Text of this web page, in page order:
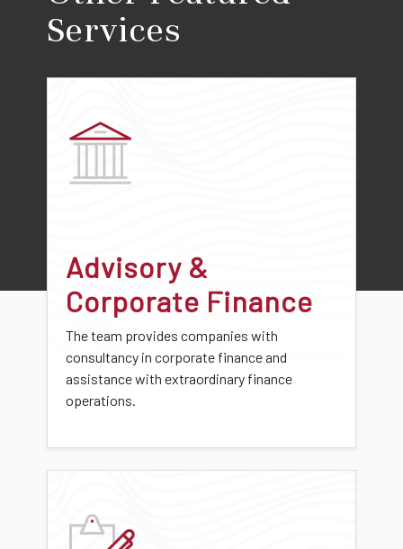
Services
Advisory &
Corporate Finance
The team provides companies with
consultancy in corporate finance and
assistance with extraordinary finance
operations.